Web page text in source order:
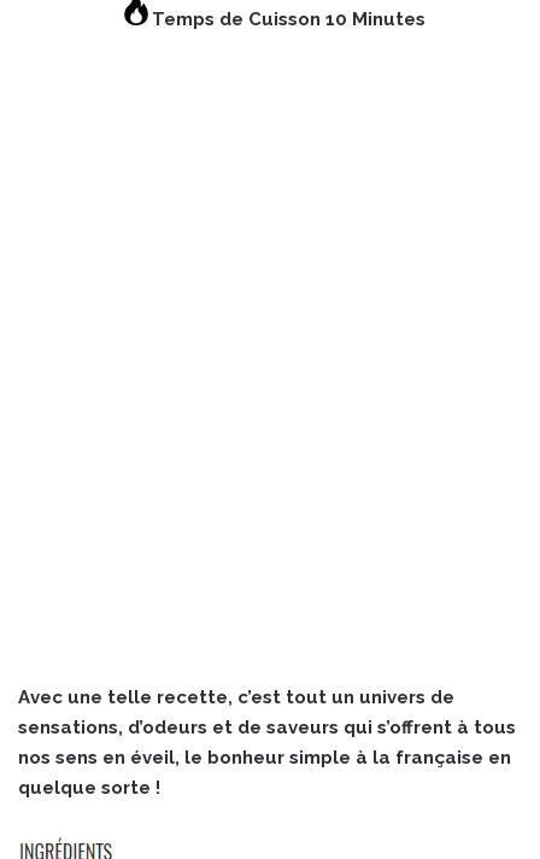
Temps de Cuisson 10 Minutes
Avec une telle recette, c’est tout un univers de
sensations, d’odeurs et de saveurs qui s’offrent à tous
nos sens en éveil, le bonheur simple à la française en
quelque sorte !